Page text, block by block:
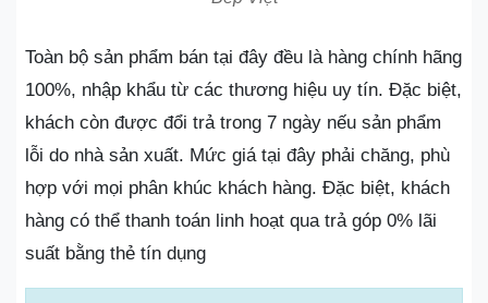
Toàn bộ sản phẩm bán tại đây đều là hàng chính hãng
100%, nhập khẩu từ các thương hiệu uy tín. Đặc biệt,
khách còn được đổi trả trong 7 ngày nếu sản phẩm
lỗi do nhà sản xuất. Mức giá tại đây phải chăng, phù
hợp với mọi phân khúc khách hàng. Đặc biệt, khách
hàng có thể thanh toán linh hoạt qua trả góp 0% lãi
suất bằng thẻ tín dụng